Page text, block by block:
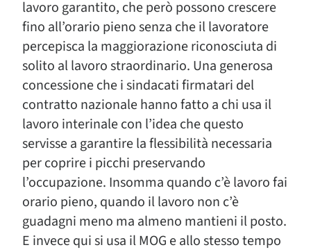
lavoro garantito, che però possono crescere
fino all’orario pieno senza che il lavoratore
percepisca la maggiorazione riconosciuta di
solito al lavoro straordinario. Una generosa
concessione che i sindacati firmatari del
contratto nazionale hanno fatto a chi usa il
lavoro interinale con l’idea che questo
servisse a garantire la flessibilità necessaria
per coprire i picchi preservando
l’occupazione. Insomma quando c’è lavoro fai
orario pieno, quando il lavoro non c’è
guadagni meno ma almeno mantieni il posto.
E invece qui si usa il MOG e allo stesso tempo